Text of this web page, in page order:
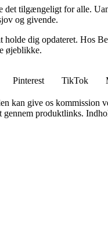
tilgængeligt for alle.
og givende.
dig opdateret. Hos
øjeblikke.
Pinterest TikTok
kan give os kommission
produktlinks.